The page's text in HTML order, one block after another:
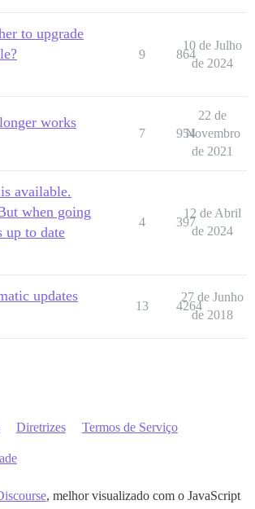
to upgrade
9 864
10 de Julho
de 2024
works
7 954
22 de
Novembro
de 2021
available.
when going
up to date
4 397
12 de Abril
de 2024
updates
13 4264
27 de Junho
de 2018
Diretrizes Termos de Serviço
, melhor visualizado com o JavaScript